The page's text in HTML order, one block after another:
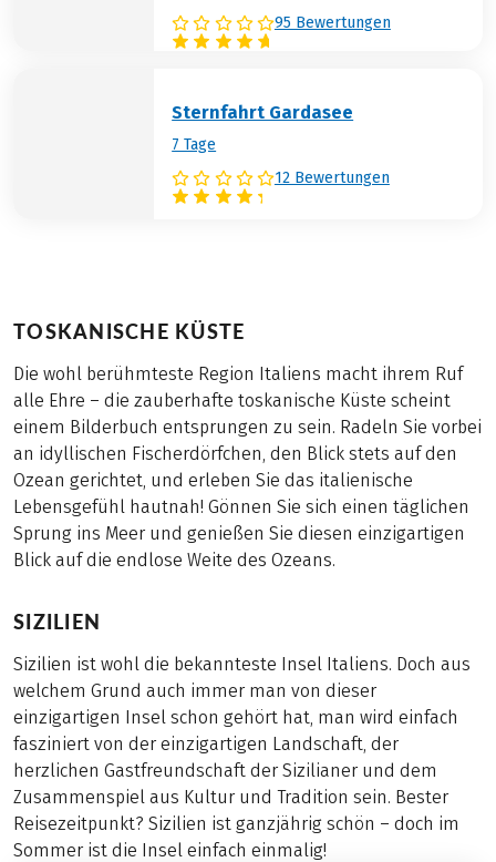
95 Bewertungen
Sternfahrt Gardasee
7 Tage
12 Bewertungen
TOSKANISCHE KÜSTE
Die wohl berühmteste Region Italiens macht ihrem Ruf
alle Ehre – die zauberhafte toskanische Küste scheint
einem Bilderbuch entsprungen zu sein. Radeln Sie vorbei
an idyllischen Fischerdörfchen, den Blick stets auf den
Ozean gerichtet, und erleben Sie das italienische
Lebensgefühl hautnah! Gönnen Sie sich einen täglichen
Sprung ins Meer und genießen Sie diesen einzigartigen
Blick auf die endlose Weite des Ozeans.
SIZILIEN
Sizilien ist wohl die bekannteste Insel Italiens. Doch aus
welchem Grund auch immer man von dieser
einzigartigen Insel schon gehört hat, man wird einfach
fasziniert von der einzigartigen Landschaft, der
herzlichen Gastfreundschaft der Sizilianer und dem
Zusammenspiel aus Kultur und Tradition sein. Bester
Reisezeitpunkt? Sizilien ist ganzjährig schön – doch im
Sommer ist die Insel einfach einmalig!